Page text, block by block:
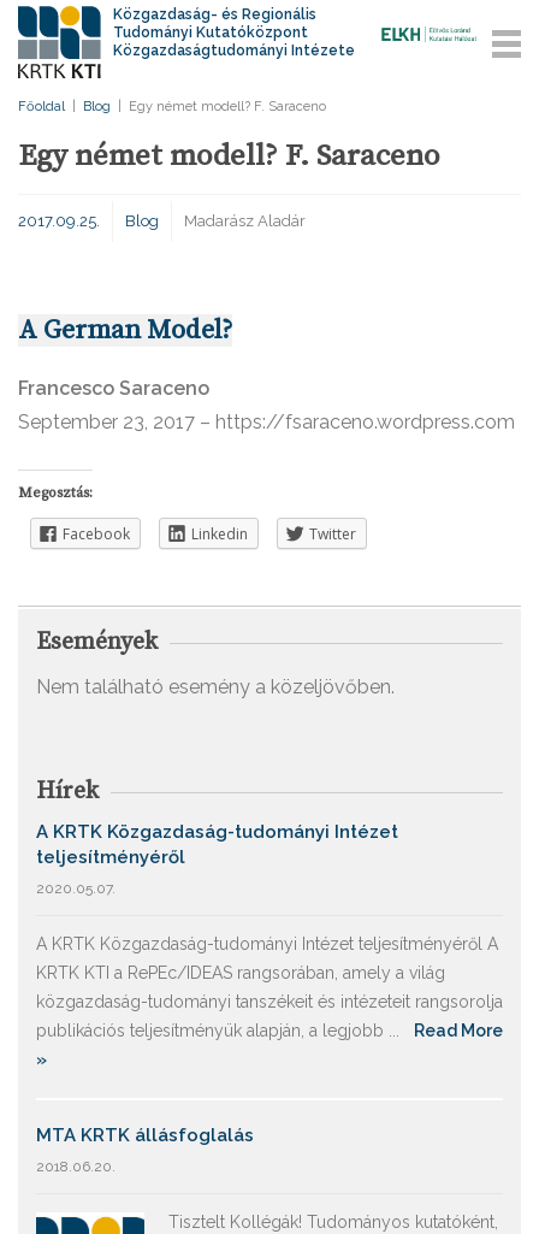
Közgazdaság- és Regionális
Tudományi Kutatóközpont
Közgazdaságtudományi Intézete
Főoldal Blog Egy német modell? F. Saraceno
Egy német modell? F. Saraceno
2017.09.25. Blog Madarász Aladár
A German Model?
Francesco Saraceno
September 23, 2017 – https://fsaraceno.wordpress.com
Megosztás:
Facebook Linkedin Twitter
Események
Nem található esemény a közeljövőben.
Hírek
A KRTK Közgazdaság-tudományi Intézet
teljesítményéről
2020.05.07.
A KRTK Közgazdaság-tudományi Intézet teljesítményéről A
KRTK KTI a RePEc/IDEAS rangsorában, amely a világ
közgazdaság-tudományi tanszékeit és intézeteit rangsorolja
publikációs teljesítményük alapján, a legjobb ...
Read More
»
MTA KRTK állásfoglalás
2018.06.20.
Tisztelt Kollégák! Tudományos kutatóként,